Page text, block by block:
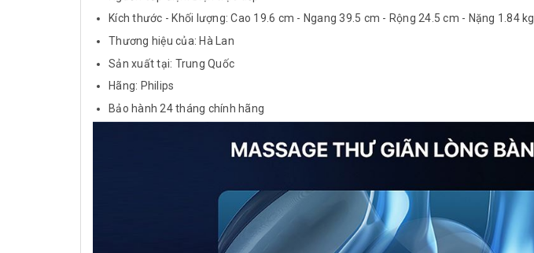
Kích thước - Khối lượng: Cao 19.6 cm - Ngang 39.5 cm - Rộng 24.5 cm - Nặng 1.84 kg
Thương hiệu của: Hà Lan
Sản xuất tại: Trung Quốc
Hãng: Philips
Bảo hành 24 tháng chính hãng